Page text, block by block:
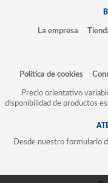
La empresa
Política de cookies
Precio orientativo
disponibilidad de productos
Desde nuestro formulario